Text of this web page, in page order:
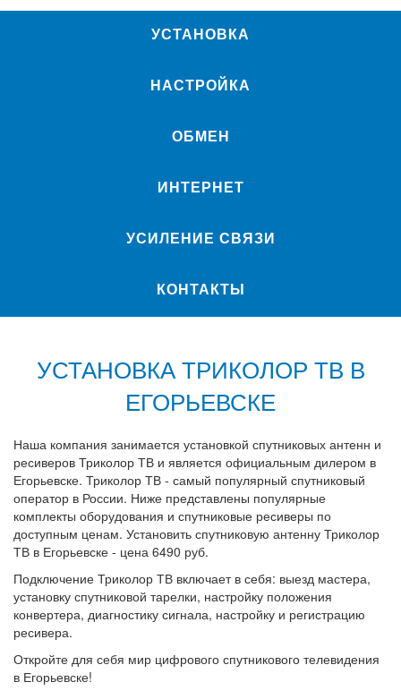
УСТАНОВКА
НАСТРОЙКА
ОБМЕН
ИНТЕРНЕТ
УСИЛЕНИЕ СВЯЗИ
КОНТАКТЫ
УСТАНОВКА ТРИКОЛОР ТВ В
ЕГОРЬЕВСКЕ
Наша компания занимается установкой спутниковых антенн и
ресиверов Триколор ТВ и является официальным дилером в
Егорьевске. Триколор ТВ - самый популярный спутниковый
оператор в России. Ниже представлены популярные
комплекты оборудования и спутниковые ресиверы по
доступным ценам. Установить спутниковую антенну Триколор
ТВ в Егорьевске - цена 6490 руб.
Подключение Триколор ТВ включает в себя: выезд мастера,
установку спутниковой тарелки, настройку положения
конвертера, диагностику сигнала, настройку и регистрацию
ресивера.
Откройте для себя мир цифрового спутникового телевидения
в Егорьевске!